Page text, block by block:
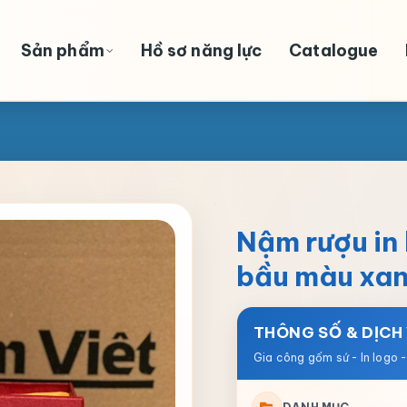
Sản phẩm Hồ sơ năng lực Catalogue
Nậm rượu
bầu màu
THÔNG SỐ &